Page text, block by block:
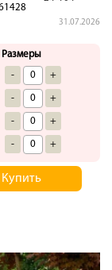
31.07.2026
Размеры
- +
- +
- +
- +
Купить